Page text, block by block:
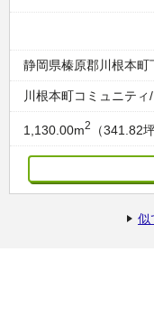
静岡県榛原郡川根本町
川根本町コミュニテ
1,130.00m2 （341.82坪
似